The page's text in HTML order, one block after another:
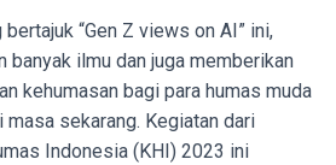
“Gen Z views on AI” ini,
banyak ilmu dan juga memberikan
kehumasan bagi para humas muda
sekarang. Kegiatan dari
Indonesia (KHI) 2023 ini